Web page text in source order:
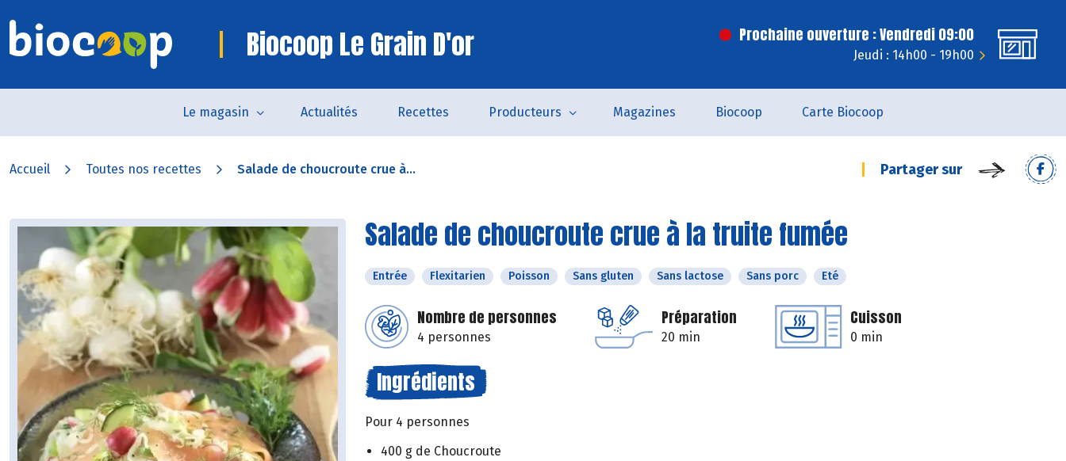
Biocoop Le Grain D'or Prochaine ouverture : Vendredi 09:00
Jeudi : 14h00 - 19h00
Le magasin Actualités Recettes Producteurs Magazines Biocoop Carte Biocoop
Accueil Toutes nos recettes Salade de choucroute crue à... Partager sur
Salade de choucroute crue à la truite fumée
Entrée Flexitarien Poisson Sans gluten Sans lactose Sans porc Eté
Nombre de personnes
4 personnes
Préparation
20 min
Cuisson
0 min
Ingrédients
Pour 4 personnes
400 g de Choucroute